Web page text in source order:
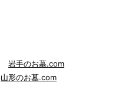
岩手のお墓.com
山形のお墓.com